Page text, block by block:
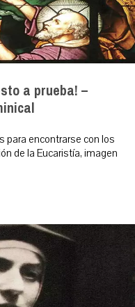
a prueba! –
para encontrarse con los
de la Eucaristía, imagen